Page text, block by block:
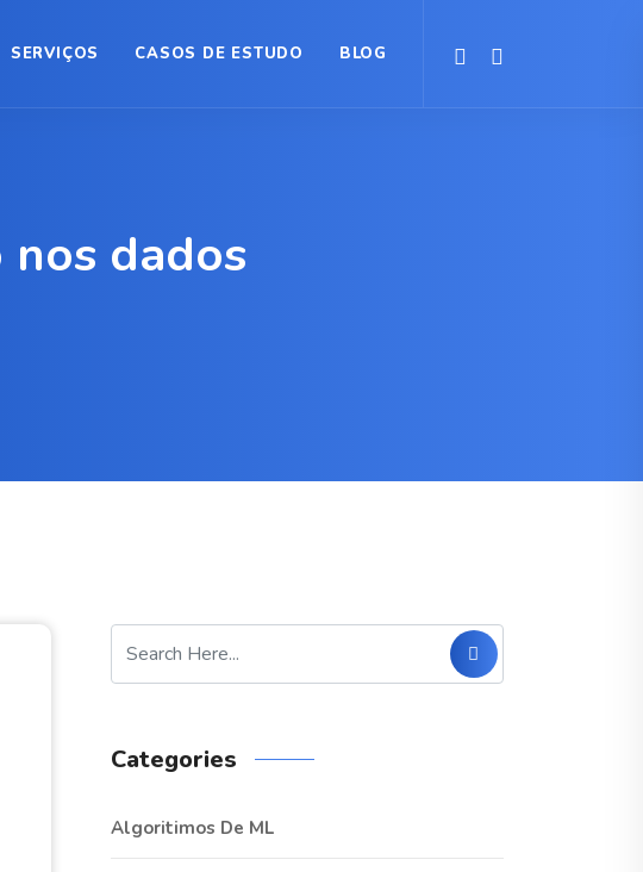
SERVIÇOS CASOS DE ESTUDO BLOG
dados
Categories
Algoritimos De ML